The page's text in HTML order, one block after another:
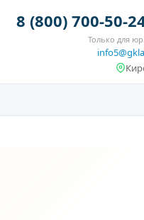
8 (800) 700-50-
Только для